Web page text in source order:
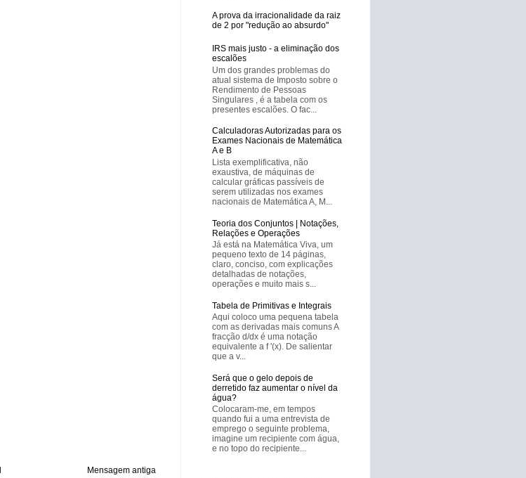
Mensagem antiga
A prova da irracionalidade da raiz
de 2 por "redução ao absurdo"
IRS mais justo - a eliminação dos
escalões
Um dos grandes problemas do
atual sistema de Imposto sobre o
Rendimento de Pessoas
Singulares , é a tabela com os
presentes escalões. O fac...
Calculadoras Autorizadas para os
Exames Nacionais de Matemática
A e B
Lista exemplificativa, não
exaustiva, de máquinas de
calcular gráficas passíveis de
serem utilizadas nos exames
nacionais de Matemática A, M...
Teoria dos Conjuntos | Notações,
Relações e Operações
Já está na Matemática Viva, um
pequeno texto de 14 páginas,
claro, conciso, com explicações
detalhadas de notações,
operações e muito mais s...
Tabela de Primitivas e Integrais
Aqui coloco uma pequena tabela
com as derivadas mais comuns A
fracção d/dx é uma notação
equivalente a f '(x). De salientar
que a v...
Será que o gelo depois de
derretido faz aumentar o nível da
água?
Colocaram-me, em tempos
quando fui a uma entrevista de
emprego o seguinte problema,
imagine um recipiente com água,
e no topo do recipiente...